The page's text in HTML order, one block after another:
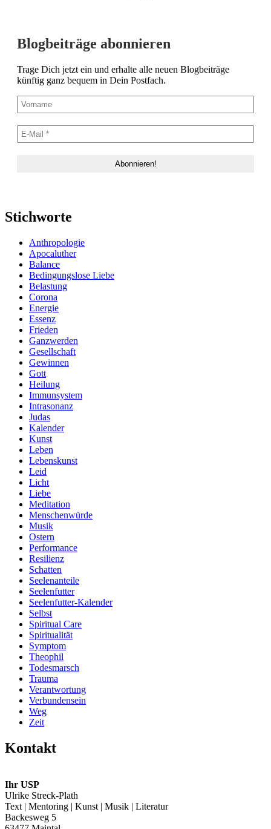
Blogbeiträge abonnieren
Trage Dich jetzt ein und erhalte alle neuen Blogbeiträge
künftig ganz bequem in Dein Postfach.
Stichworte
Anthropologie
Apocaluther
Balance
Bedingungslose Liebe
Belastung
Corona
Energie
Essenz
Frieden
Ganzwerden
Gesellschaft
Gewinnen
Gott
Heilung
Immunsystem
Intrasonanz
Judas
Kalender
Kunst
Leben
Lebenskunst
Leid
Licht
Liebe
Meditation
Menschenwürde
Musik
Ostern
Performance
Resilienz
Schatten
Seelenanteile
Seelenfutter
Seelenfutter-Kalender
Selbst
Spiritual Care
Spiritualität
Symptom
Theophil
Todesmarsch
Trauma
Verantwortung
Verbundensein
Weg
Zeit
Kontakt
Ihr USP
Ulrike Streck-Plath
Text | Mentoring | Kunst | Musik | Literatur
Backesweg 5